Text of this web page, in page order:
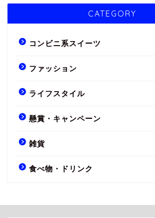
CATEGORY
コンビニ系スイーツ
ファッション
ライフスタイル
懸賞・キャンペーン
雑貨
食べ物・ドリンク